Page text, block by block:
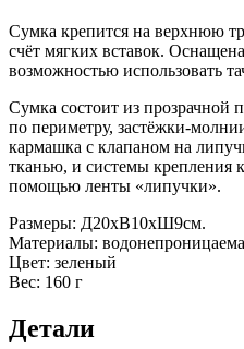
Сумка крепится на верхнюю
счёт мягких вставок.
возможностью использовать
Сумка состоит из прозрачной
по периметру, застёжки-
кармашка с клапаном на
тканью, и системы крепления
помощью ленты «липучки».
Размеры: Д20хВ10хШ9см.
Материалы:
Цвет: зеленый
Вес: 160 г
Детали